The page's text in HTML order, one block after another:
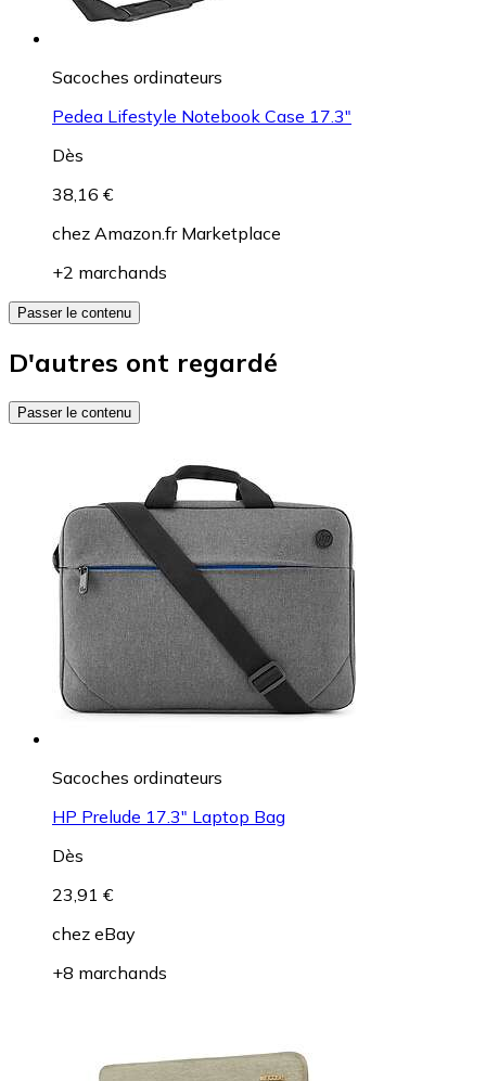
Sacoches ordinateurs
Pedea Lifestyle Notebook Case 17.3"
Dès
38,16 €
chez Amazon.fr Marketplace
+2 marchands
Passer le contenu
D'autres ont regardé
Passer le contenu
Sacoches ordinateurs
HP Prelude 17.3" Laptop Bag
Dès
23,91 €
chez eBay
+8 marchands